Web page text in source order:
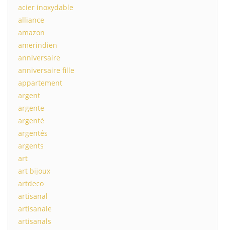
acier inoxydable
alliance
amazon
amerindien
anniversaire
anniversaire fille
appartement
argent
argente
argenté
argentés
argents
art
art bijoux
artdeco
artisanal
artisanale
artisanals